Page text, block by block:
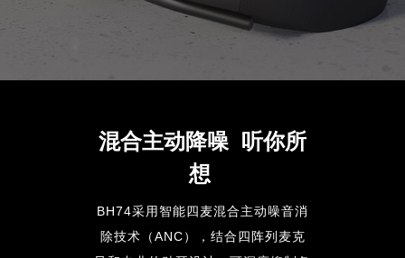
混合主动降噪 听你所
想
BH74采用智能四麦混合主动噪音消
除技术（ANC），结合四阵列麦克